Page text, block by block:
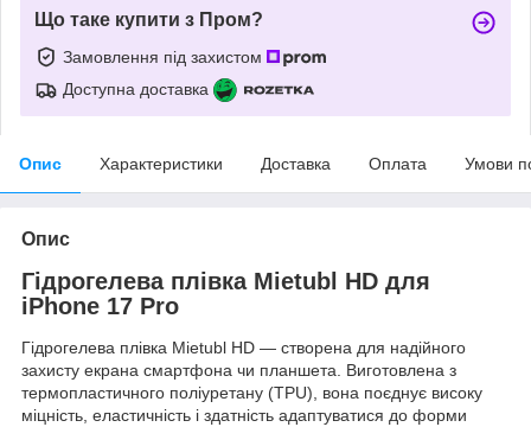
Що таке купити з Пром?
Замовлення під захистом
Доступна доставка
Опис Характеристики Доставка Оплата Умови
Опис
Гідрогелева плівка Mietubl HD для
iPhone 17 Pro
Гідрогелева плівка Mietubl HD — створена для надійного
захисту екрана смартфона чи планшета. Виготовлена з
термопластичного поліуретану (TPU), вона поєднує високу
міцність, еластичність і здатність адаптуватися до форми